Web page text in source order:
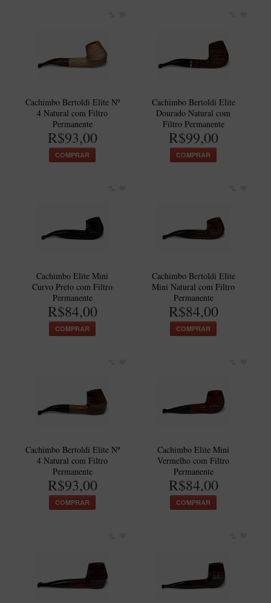
New Rose Polido
Piccolo
Premium
Sextavado
Zuccardi
Elite Longo
Barolo
CACHIMBOS ARTESANAIS DE BRIAR ITALIANO
Maestro Compacto – Briar Italiano
Cachimbos
Limpadores para Cachimbo
Suportes
Cachimbo Bertoldi Elite Nº
4 Natural com Filtro
Permanente
R$93,00
COMPRAR
Cachimbo Bertoldi Elite
Dourado Natural com
Filtro Permanente
R$99,00
COMPRAR
Cachimbo Elite Mini
Curvo Preto com Filtro
Permanente
R$84,00
COMPRAR
Cachimbo Bertoldi Elite
Mini Natural com Filtro
Permanente
R$84,00
COMPRAR
Cachimbo Bertoldi Elite Nº
4 Natural com Filtro
Permanente
R$93,00
COMPRAR
Cachimbo Elite Mini
Vermelho com Filtro
Permanente
R$84,00
COMPRAR